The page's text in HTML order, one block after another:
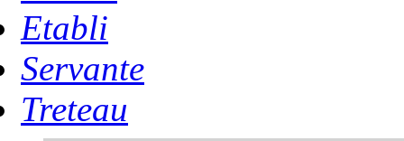
Etabli
Servante
Treteau